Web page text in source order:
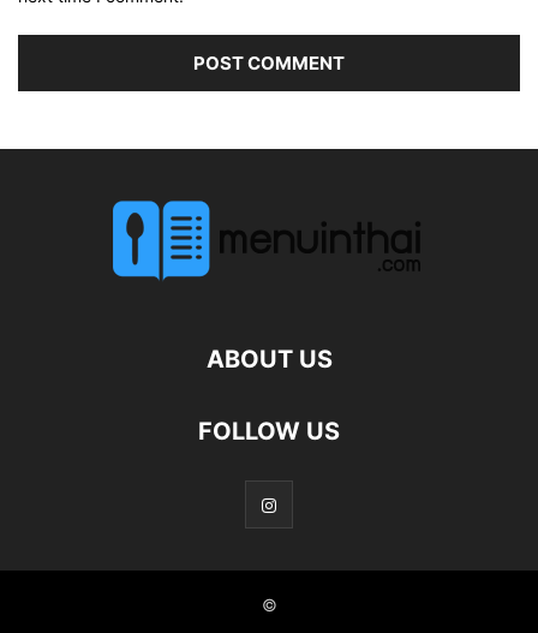
ABOUT US
FOLLOW US
©